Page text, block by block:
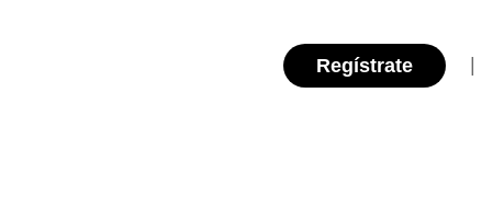
Regístrate